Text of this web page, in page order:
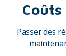
Passer des